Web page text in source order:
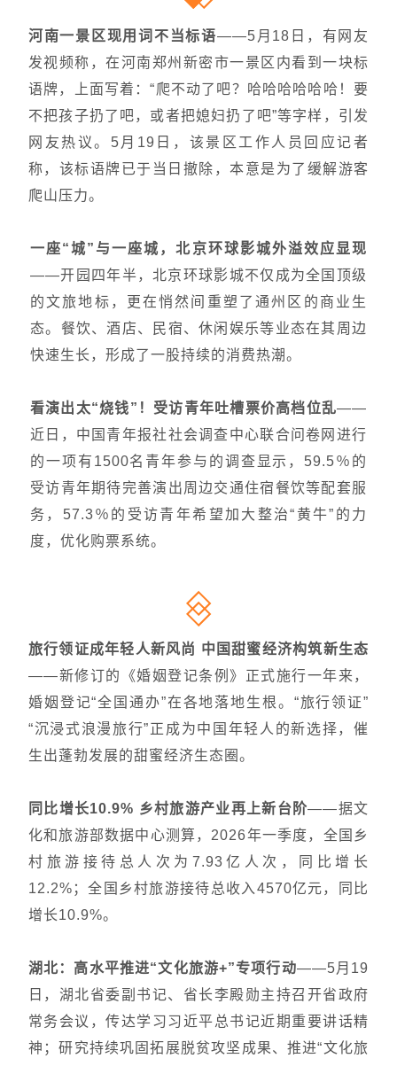
河南一景区现用词不当标语——5月18日，有网友
发视频称，在河南郑州新密市一景区内看到一块标
语牌，上面写着：“爬不动了吧？哈哈哈哈哈哈！要
不把孩子扔了吧，或者把媳妇扔了吧”等字样，引发
网友热议。5月19日，该景区工作人员回应记者
称，该标语牌已于当日撤除，本意是为了缓解游客
爬山压力。
一座“城”与一座城，北京环球影城外溢效应显现
——开园四年半，北京环球影城不仅成为全国顶级
的文旅地标，更在悄然间重塑了通州区的商业生
态。餐饮、酒店、民宿、休闲娱乐等业态在其周边
快速生长，形成了一股持续的消费热潮。
看演出太“烧钱”！受访青年吐槽票价高档位乱——
近日，中国青年报社社会调查中心联合问卷网进行
的一项有1500名青年参与的调查显示，59.5％的
受访青年期待完善演出周边交通住宿餐饮等配套服
务，57.3％的受访青年希望加大整治“黄牛”的力
度，优化购票系统。
旅行领证成年轻人新风尚 中国甜蜜经济构筑新生态
——新修订的《婚姻登记条例》正式施行一年来，
婚姻登记“全国通办”在各地落地生根。“旅行领证”
“沉浸式浪漫旅行”正成为中国年轻人的新选择，催
生出蓬勃发展的甜蜜经济生态圈。
同比增长10.9% 乡村旅游产业再上新台阶——据文
化和旅游部数据中心测算，2026年一季度，全国乡
村旅游接待总人次为7.93亿人次，同比增长
12.2%；全国乡村旅游接待总收入4570亿元，同比
增长10.9%。
湖北：高水平推进“文化旅游+”专项行动——5月19
日，湖北省委副书记、省长李殿勋主持召开省政府
常务会议，传达学习习近平总书记近期重要讲话精
神；研究持续巩固拓展脱贫攻坚成果、推进“文化旅